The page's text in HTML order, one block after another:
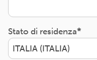
Stato di residenza
ITALIA (ITALIA)